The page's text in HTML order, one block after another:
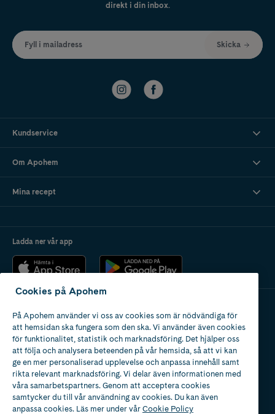
direkt i din inbox.
Fyll i mailadress Skicka
Kundservice
Om Apohem
Mina recept
Ladda ner vår app
Apotek med tillstånd
av Läkemedelsverket
2024
Cookies på Apohem
På Apohem använder vi oss av cookies som är nödvändiga för
att hemsidan ska fungera som den ska. Vi använder även cookies
för funktionalitet, statistik och marknadsföring. Det hjälper oss
att följa och analysera beteenden på vår hemsida, så att vi kan
ge en mer personaliserad upplevelse och anpassa innehåll samt
rikta relevant marknadsföring. Vi delar även informationen med
våra samarbetspartners. Genom att acceptera cookies
samtycker du till vår användning av cookies. Du kan även
anpassa cookies. Läs mer under vårCookie Policy